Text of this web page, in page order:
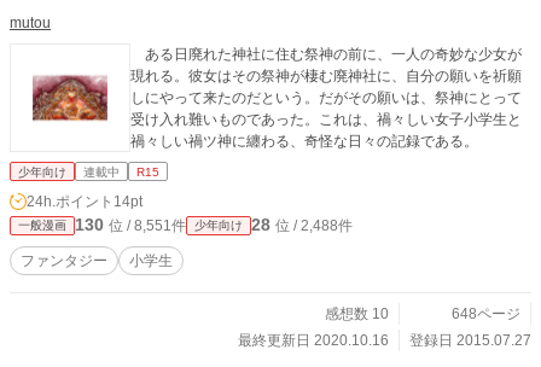
mutou
ある日廃れた神社に住む祭神の前に、一人の奇妙な少女が
現れる。彼女はその祭神が棲む廃神社に、自分の願いを祈願
しにやって来たのだという。だがその願いは、祭神にとって
受け入れ難いものであった。これは、禍々しい女子小学生と
禍々しい禍ツ神に纏わる、奇怪な日々の記録である。
少年向け 連載中 R15
24h.ポイント 14pt
一般漫画 130 位 / 8,551件 少年向け 28 位 / 2,488件
ファンタジー 小学生
感想数 10
648ページ
最終更新日 2020.10.16
登録日 2015.07.27